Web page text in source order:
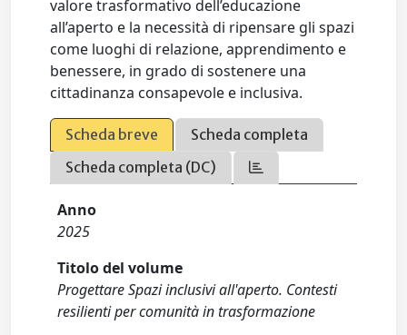
valore trasformativo dell’educazione
all’aperto e la necessità di ripensare gli spazi
come luoghi di relazione, apprendimento e
benessere, in grado di sostenere una
cittadinanza consapevole e inclusiva.
Scheda breve
Scheda completa
Scheda completa (DC)
Anno
2025
Titolo del volume
Progettare Spazi inclusivi all'aperto. Contesti
resilienti per comunità in trasformazione